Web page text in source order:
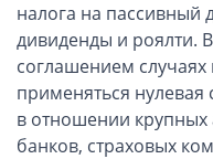
ОАЭ, Аджман (компания и
Оффшоры в Панаме
Оффшоры на Сейшелах
Турция (компания и счёт)
Счёт и карта в Турции
налога на пассивный
дивиденды и роялти.
соглашением случаях
применяться нулевая
в отношении
банков, страховых